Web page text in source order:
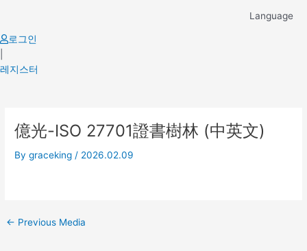
content
Language
로그인
레지스터
億光-ISO 27701證書樹林 (中英文)
Bygraceking / 2026.02.09
navigation
← Previous Media